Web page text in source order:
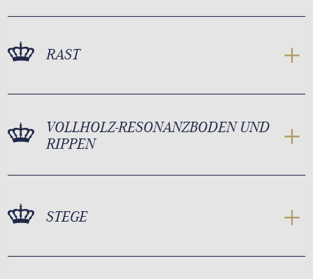
RAST
VOLLHOLZ-RESONANZBODEN UND
RIPPEN
STEGE